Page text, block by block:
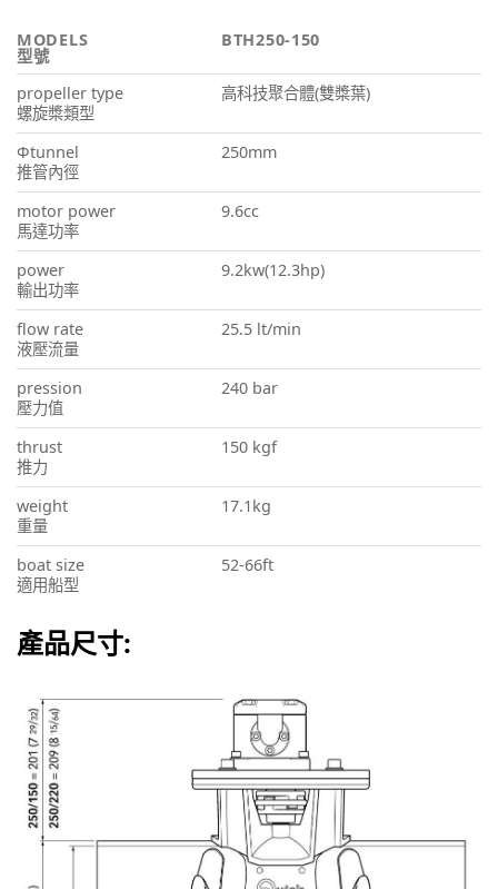
MODELS
型號
BTH250-150
propeller type
螺旋槳類型
高科技聚合體(雙槳葉)
Φtunnel
推管內徑
250mm
motor power
馬達功率
9.6cc
power
輸出功率
9.2kw(12.3hp)
flow rate
液壓流量
25.5 lt/min
pression
壓力值
240 bar
thrust
推力
150 kgf
weight
重量
17.1kg
boat size
適用船型
52-66ft
產品尺寸: